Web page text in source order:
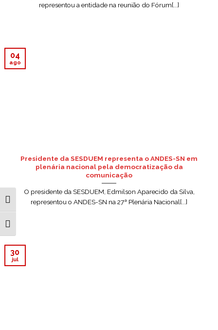
ALTERNAR ALTO CONTRASTE
ALTERNAR TAMANHO DA FONTE
representou a entidade na reunião do Fórum[...]
Presidente da SESDUEM representa o ANDES-SN em
plenária nacional pela democratização da
comunicação
O presidente da SESDUEM, Edmilson Aparecido da Silva,
representou o ANDES-SN na 27ª Plenária Nacional[...]
04
ago
30
jul